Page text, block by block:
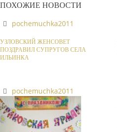
ПОХОЖИЕ НОВОСТИ
pochemuchka2011
УЗЛОВСКИЙ ЖЕНСОВЕТ
ПОЗДРАВИЛ СУПРУГОВ СЕЛА
ИЛЬИНКА
pochemuchka2011